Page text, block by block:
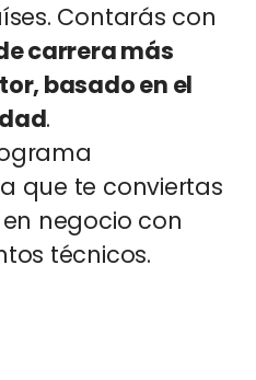
Contarás con
carrera más
basado en el
.
que te conviertas
negocio con
técnicos.